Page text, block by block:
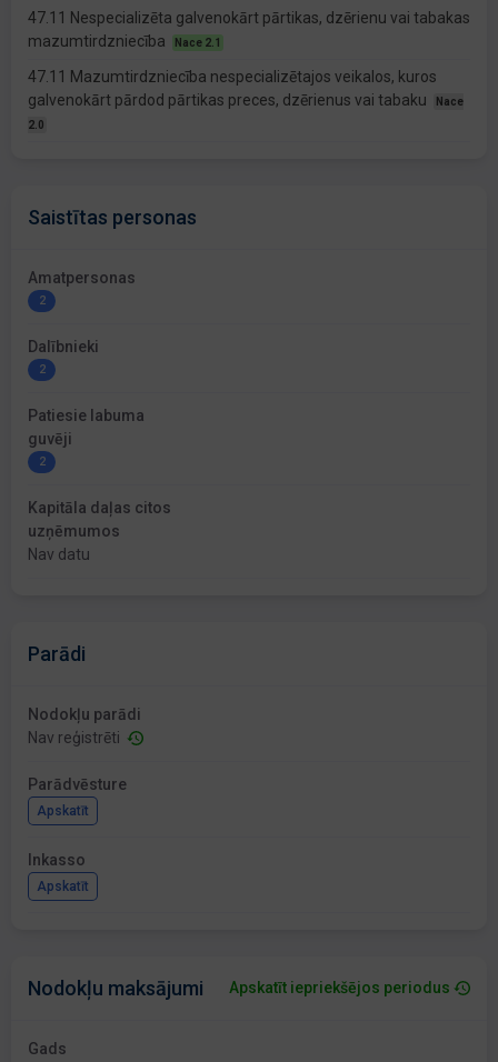
47.11 Nespecializēta galvenokārt pārtikas, dzērienu vai tabakas
mazumtirdzniecība
Nace 2.1
47.11 Mazumtirdzniecība nespecializētajos veikalos, kuros
galvenokārt pārdod pārtikas preces, dzērienus vai tabaku
Nace
2.0
Saistītas personas
Amatpersonas
2
Dalībnieki
2
Patiesie labuma
guvēji
2
Kapitāla daļas citos
uzņēmumos
Nav datu
Parādi
Nodokļu parādi
Nav reģistrēti
Parādvēsture
Apskatīt
Inkasso
Apskatīt
Nodokļu maksājumi Apskatīt iepriekšējos periodus
Gads